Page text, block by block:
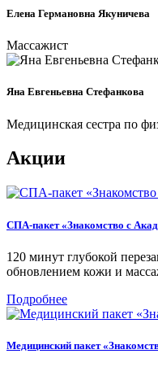
Елена Германовна Якуничева
Массажист
Яна Евгеньевна Стефанкова
Медицинская сестра по
Акции
СПА-пакет «Знакомство с
120 минут глубокой
обновлением кожи и
Подробнее
Медицинский пакет